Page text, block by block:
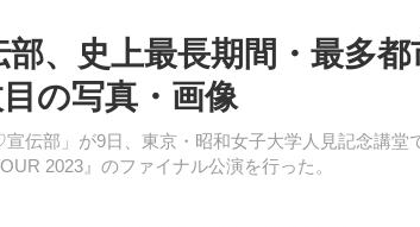
、史上最長期間・最多
の写真・画像
伝部」が9日、東京・昭和女子大学人見記念講
2023』のファイナル公演を行った。